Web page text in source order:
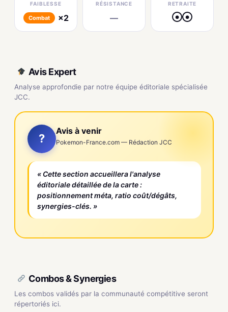
FAIBLESSE
Combat ×2
RÉSISTANCE
—
RETRAITE
● ●
Avis Expert
Analyse approfondie par notre équipe éditoriale spécialisée
JCC.
?
Avis à venir
Pokemon-France.com — Rédaction JCC
« Cette section accueillera l'analyse
éditoriale détaillée de la carte :
positionnement méta, ratio coût/dégâts,
synergies-clés. »
Combos & Synergies
Les combos validés par la communauté compétitive seront
répertoriés ici.